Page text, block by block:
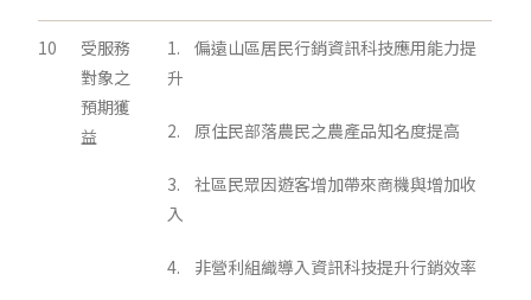
10
受服務
對象之
預期獲
益
1. 偏遠山區居民行銷資訊科技應用能力提
升
2. 原住民部落農民之農產品知名度提高
3. 社區民眾因遊客增加帶來商機與增加收
入
4. 非營利組織導入資訊科技提升行銷效率